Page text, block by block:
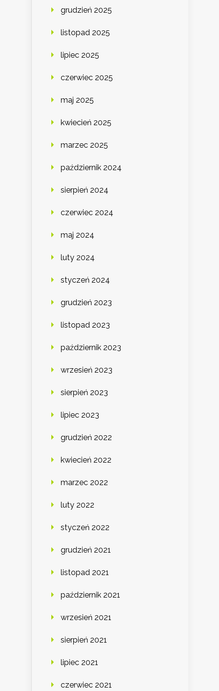
grudzień 2025
listopad 2025
lipiec 2025
czerwiec 2025
maj 2025
kwiecień 2025
marzec 2025
październik 2024
sierpień 2024
czerwiec 2024
maj 2024
luty 2024
styczeń 2024
grudzień 2023
listopad 2023
październik 2023
wrzesień 2023
sierpień 2023
lipiec 2023
grudzień 2022
kwiecień 2022
marzec 2022
luty 2022
styczeń 2022
grudzień 2021
listopad 2021
październik 2021
wrzesień 2021
sierpień 2021
lipiec 2021
czerwiec 2021